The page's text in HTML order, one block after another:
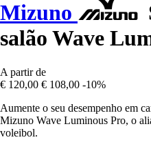
Mizuno
salão Wave
A partir de
€ 120,00 € 108,00 -10%
Aumente o seu desempenho em
Mizuno Wave Luminous Pro, o
voleibol.